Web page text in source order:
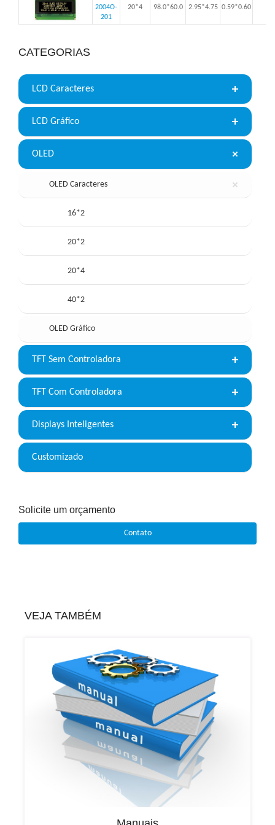
2004O-
201
20*4 98.0*60.0 2.95*4.75 0.59*0.60
CATEGORIAS
LCD Caracteres
LCD Gráfico
OLED
OLED Caracteres
16*2
20*2
20*4
40*2
OLED Gráfico
TFT Sem Controladora
TFT Com Controladora
Displays Inteligentes
Customizado
Solicite um orçamento
Contato
VEJA TAMBÉM